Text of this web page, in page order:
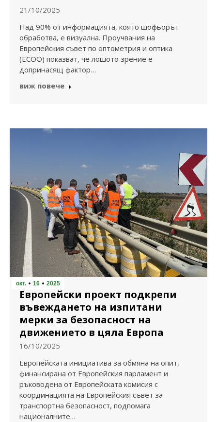
21/10/2025
Над 90% от информацията, която шофьорът
обработва, е визуална. Проучвания на
Европейския съвет по оптометрия и оптика
(ECOO) показват, че лошото зрение е
допринасящ фактор…
виж повече
окт. 16 2025
Европейски проект подкрепи
въвеждането на изпитани
мерки за безопасност на
движението в цяла Европа
16/10/2025
Европейската инициатива за обмяна на опит,
финансирана от Европейския парламент и
ръководена от Европейската комисия с
координацията на Европейския съвет за
транспортна безопасност, подпомага
националните…